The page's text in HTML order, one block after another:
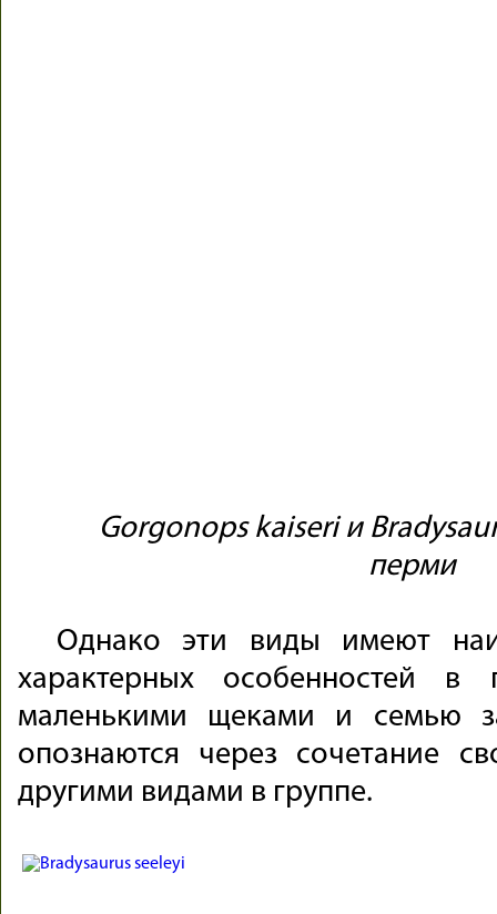
Gorgonops kaiseri и
перми
Однако эти виды имеют
характерных особенностей
маленькими щеками и семью
опознаются через сочетание
другими видами в группе.